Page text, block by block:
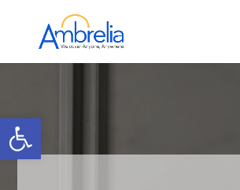
Ouvrir la barre d’outils